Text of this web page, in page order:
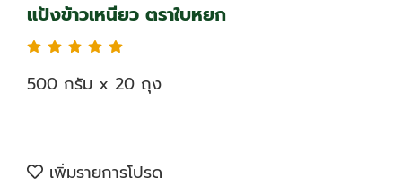
แป้งข้าวเหนียว ตราใบหยก
500 กรัม x 20 ถุง
เพิ่มรายการโปรด